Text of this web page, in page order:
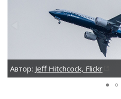
Автор: Jeff Hitchcock, Flickr